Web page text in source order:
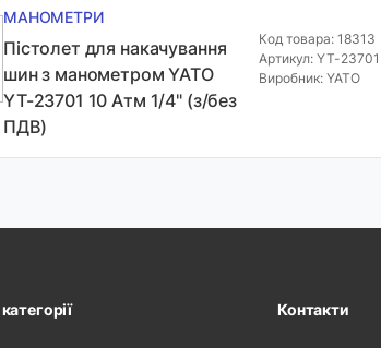
МАНОМЕТРИ
Пістолет для накачування
шин з манометром YATO
YT-23701 10 Атм 1/4" (з/без
ПДВ)
Код товара: 18313
Артикул: YT-23701
Виробник: YATO
Контакти